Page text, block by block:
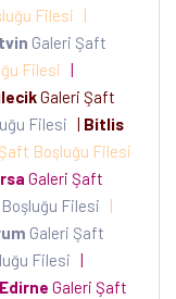
Filesi
|
Galeri Şaft
Filesi |
Galeri Şaft
Filesi | Bitlis
Boşluğu Filesi
Galeri Şaft
Filesi
|
Galeri Şaft
Filesi |
Edirne Galeri Şaft